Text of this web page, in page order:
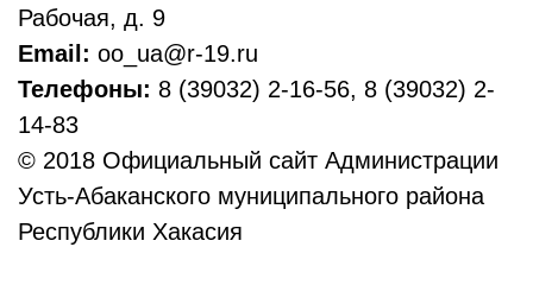
Рабочая, д. 9
Email: oo_ua@r-19.ru
Телефоны: 8 (39032) 2-16-56, 8 (39032) 2-
14-83
© 2018 Официальный сайт Администрации
Усть-Абаканского муниципального района
Республики Хакасия